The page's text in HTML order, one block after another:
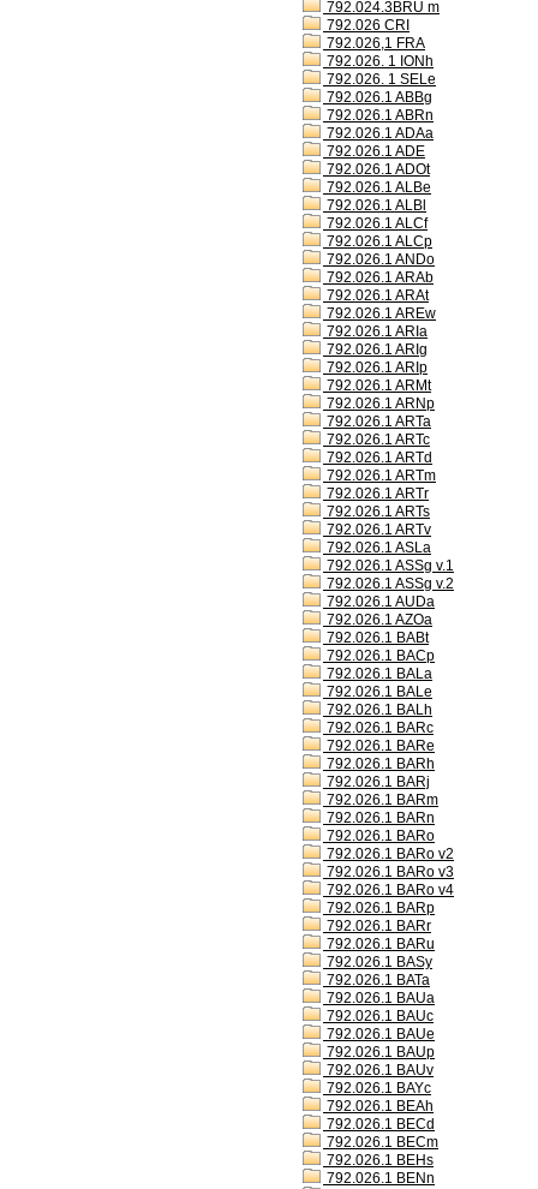
792.024.3BRU m
792.026 CRI
792.026,1 FRA
792.026. 1 IONh
792.026. 1 SELe
792.026.1 ABBg
792.026.1 ABRn
792.026.1 ADAa
792.026.1 ADE
792.026.1 ADOt
792.026.1 ALBe
792.026.1 ALBl
792.026.1 ALCf
792.026.1 ALCp
792.026.1 ANDo
792.026.1 ARAb
792.026.1 ARAt
792.026.1 AREw
792.026.1 ARIa
792.026.1 ARIg
792.026.1 ARIp
792.026.1 ARMt
792.026.1 ARNp
792.026.1 ARTa
792.026.1 ARTc
792.026.1 ARTd
792.026.1 ARTm
792.026.1 ARTr
792.026.1 ARTs
792.026.1 ARTv
792.026.1 ASLa
792.026.1 ASSg v.1
792.026.1 ASSg v.2
792.026.1 AUDa
792.026.1 AZOa
792.026.1 BABt
792.026.1 BACp
792.026.1 BALa
792.026.1 BALe
792.026.1 BALh
792.026.1 BARc
792.026.1 BARe
792.026.1 BARh
792.026.1 BARj
792.026.1 BARm
792.026.1 BARn
792.026.1 BARo
792.026.1 BARo v2
792.026.1 BARo v3
792.026.1 BARo v4
792.026.1 BARp
792.026.1 BARr
792.026.1 BARu
792.026.1 BASy
792.026.1 BATa
792.026.1 BAUa
792.026.1 BAUc
792.026.1 BAUe
792.026.1 BAUp
792.026.1 BAUv
792.026.1 BAYc
792.026.1 BEAh
792.026.1 BECd
792.026.1 BECm
792.026.1 BEHs
792.026.1 BENn